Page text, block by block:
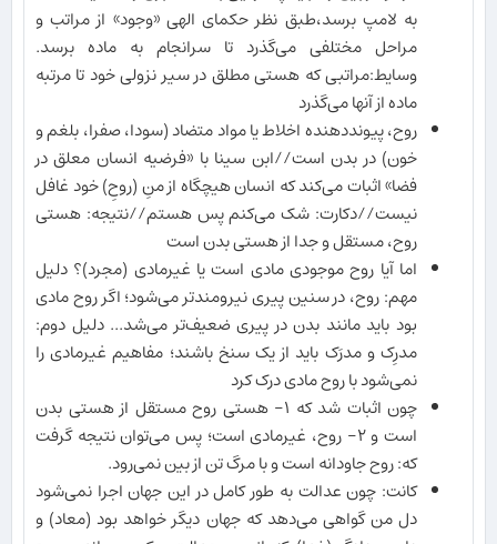
به لامپ برسد،طبق نظر حکمای الهی «وجود» از مراتب و
مراحل مختلفی می‌گذرد تا سرانجام به ماده برسد.
وسایط:مراتبی که هستی مطلق در سیر نزولی خود تا مرتبه
ماده از آنها می‌گذرد
روح، پیونددهنده اخلاط یا مواد متضاد (سودا، صفرا، بلغم و
خون) در بدن است//ابن سینا با «فرضیه انسان معلق در
فضا» اثبات می‌کند که انسان هیچگاه از منِ (روحِ) خود غافل
نیست//دکارت: شک می‌کنم پس هستم//نتیجه: هستی
روح، مستقل و جدا از هستی بدن است
اما آیا روح موجودی مادی است یا غیرمادی (مجرد)؟ دلیل
مهم: روح، در سنین پیری نیرومندتر می‌شود؛ اگر روح مادی
بود باید مانند بدن در پیری ضعیف‌تر می‌شد... دلیل دوم:
مدرِک و مدرَک باید از یک سنخ باشند؛ مفاهیم غیرمادی را
نمی‌شود با روح مادی درک کرد
چون اثبات شد که ١- هستی روح مستقل از هستی بدن
است و ٢- روح، غیرمادی است؛ پس می‌توان نتیجه گرفت
که: روح جاودانه است و با مرگ تن از بین نمی‌رود.
کانت: چون عدالت به طور کامل در این جهان اجرا نمی‌شود
دل من گواهی می‌دهد که جهان دیگر خواهد بود (معاد) و